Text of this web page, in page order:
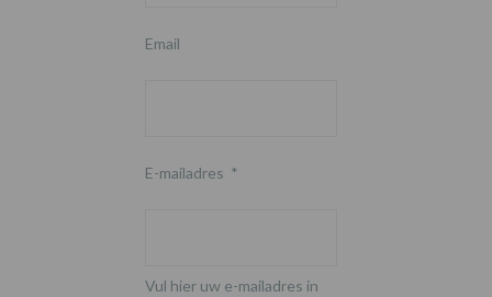
Email
E-mailadres *
Vul hier uw e-mailadres in